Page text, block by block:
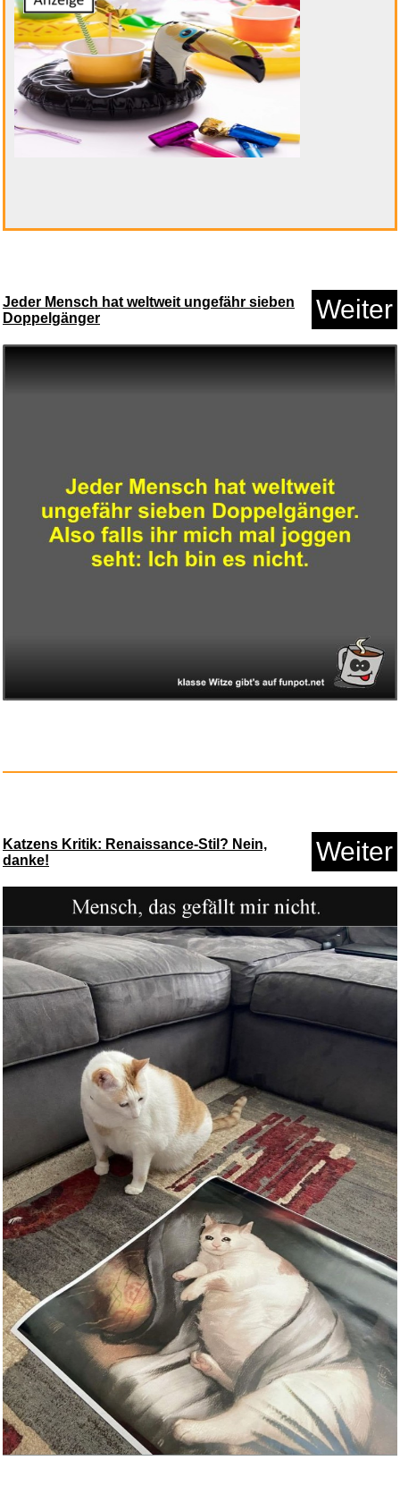
Lower Deschutes River Fishing ...
Anzeige
HD 5D holografischer Galaxie-
Anzeige
JBL Quantum 610 Wireless
2.4GH...
Anzeige
Jeder Mensch hat weltweit ungefähr sieben
Doppelgänger
Weiter
Katzens Kritik: Renaissance-Stil? Nein,
danke!
Weiter